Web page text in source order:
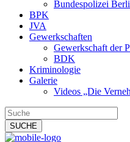
Bundespolizei
BPK
JVA
Gewerkschaften
Gewerkschaft der
BDK
Kriminologie
Galerie
Videos „Die